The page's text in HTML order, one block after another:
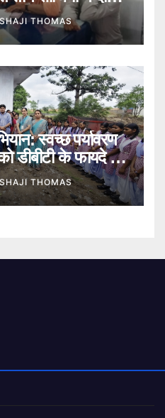
SHAJI THOMAS
स्वच्छ पर्यावरण
डीबीटी के फायदे भी
SHAJI THOMAS